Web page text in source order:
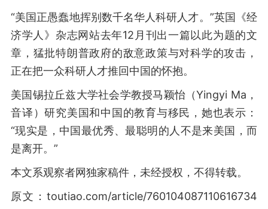
“美国正愚蠢地挥别数千名华人科研人才。”英国《经
济学人》杂志网站去年12月刊出一篇以此为题的文
章，猛批特朗普政府的敌意政策与对科学的攻击，
正在把一众科研人才推回中国的怀抱。
美国锡拉丘兹大学社会学教授马颖怡（Yingyi Ma，
音译）研究美国和中国的教育与移民，她也表示：
“现实是，中国最优秀、最聪明的人不是来美国，而
是离开。”
本文系观察者网独家稿件，未经授权，不得转载。
原文：toutiao.com/article/760104087110616734